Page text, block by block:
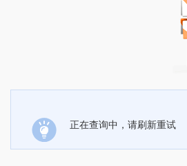
正在查询中，请刷新重试